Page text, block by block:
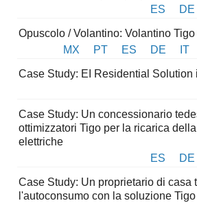
ES
DE
Opuscolo / Volantino: Volantino
MX
PT ES DE IT
Case Study: EI Residential Solution
Case Study: Un concessionario
ottimizzatori Tigo per la ricarica
elettriche
ES
DE
Case Study: Un proprietario di casa
l'autoconsumo con la soluzione